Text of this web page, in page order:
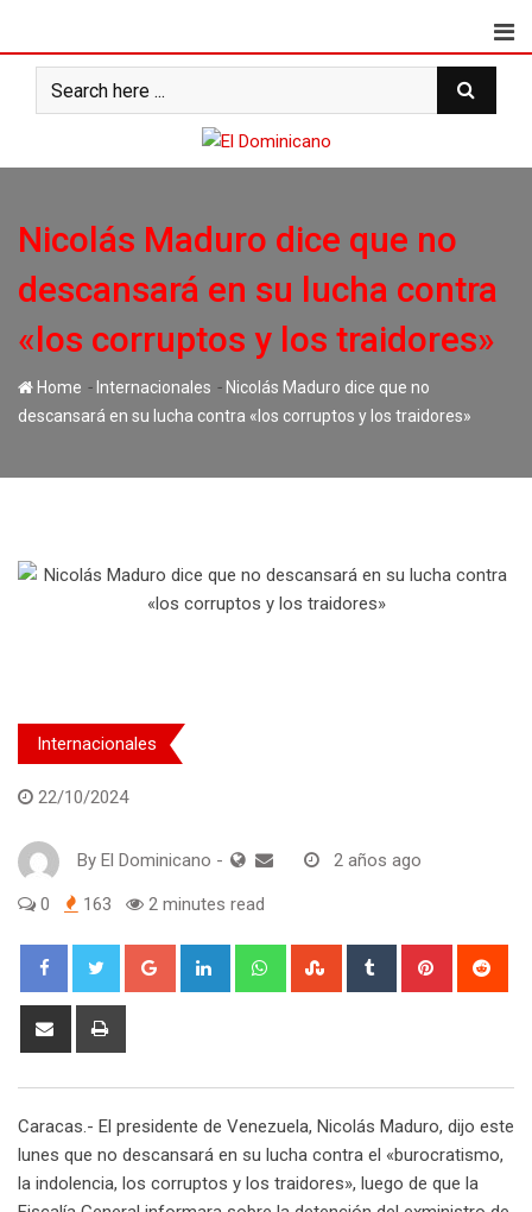
content
Nicolás Maduro dice que no
descansará en su lucha contra
«los corruptos y los traidores»
Home - Internacionales - Nicolás Maduro dice que no
descansará en su lucha contra «los corruptos y los traidores»
Internacionales
22/10/2024
By El Dominicano - 2 años ago
0 163 2 minutes read
Google+ LinkedIn WhatsappStumbleUpon
Tumblr Pinterest
Share
Caracas.- El presidente de Venezuela, Nicolás Maduro, dijo este
lunes que no descansará en su lucha contra el «burocratismo,
la indolencia, los corruptos y los traidores», luego de que la